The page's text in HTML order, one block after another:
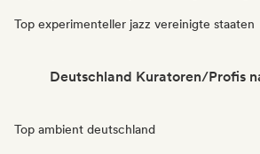
Top experimenteller jazz vereinigte staaten
Deutschland Kuratoren/Profis
Top ambient deutschland